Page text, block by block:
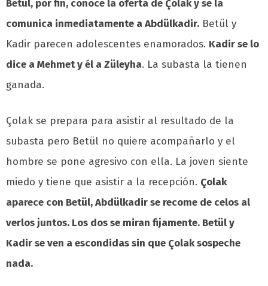
Betül, por fin, conoce la oferta de Çolak y se la
comunica inmediatamente a Abdülkadir. Betül y
Kadir parecen adolescentes enamorados. Kadir se lo
dice a Mehmet y él a Züleyha. La subasta la tienen
ganada.
Çolak se prepara para asistir al resultado de la
subasta pero Betül no quiere acompañarlo y el
hombre se pone agresivo con ella. La joven siente
miedo y tiene que asistir a la recepción. Çolak
aparece con Betül, Abdülkadir se recome de celos al
verlos juntos. Los dos se miran fijamente. Betül y
Kadir se ven a escondidas sin que Çolak sospeche
nada.